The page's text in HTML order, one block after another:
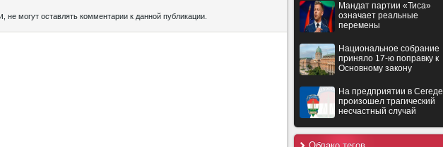
Мандат партии «Тиса»
означает реальные
перемены
Национальное собрание
приняло 17-ю поправку к
Основному закону
На предприятии в Сегеде
произошел трагический
несчастный случай
, не могут оставлять комментарии к данной публикации.